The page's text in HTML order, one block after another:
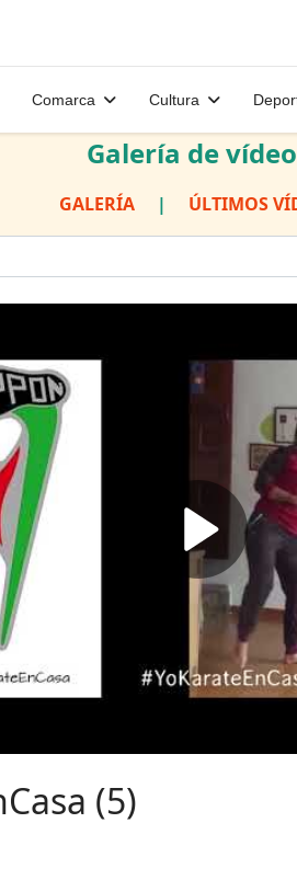
Comarca Cultura
Galería de
GALERÍA | ÚLTIMOS
(5)